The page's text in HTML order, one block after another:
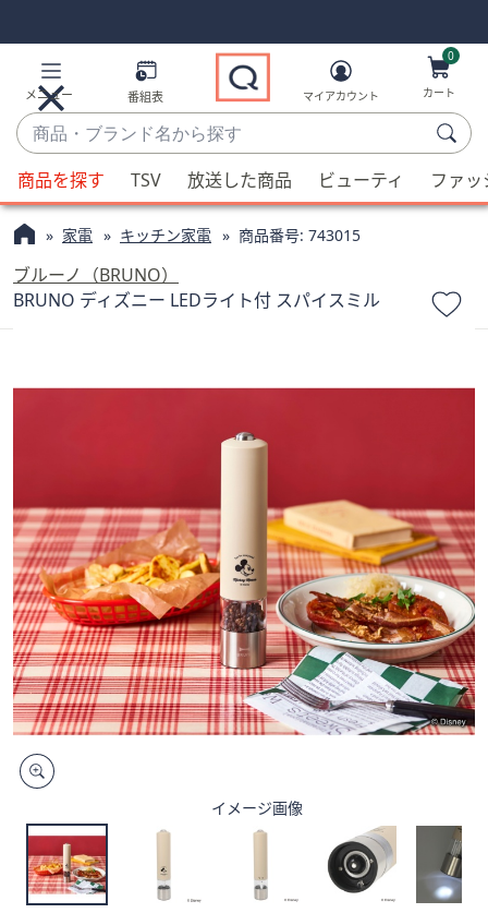
Links
Links2
メニュー 番組表
商
品・
ブ
ラ
ン
名
か
す
候
補
が
利
用
可
矢
印
キ
ー
ま
た
は
タ
ッ
チ
デ
バ
イ
で
左
マイアカウント
0
カート
商品を探す TSV 放送した商品 ビューティ ファ
家電 キッチン家電 商品番号: 743015
ブルーノ（BRUNO）
BRUNO ディズニー LEDライト付 スパイスミル
イメージ画像